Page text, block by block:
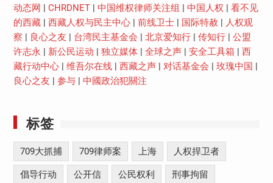
动态网
CHRDNET| 中国维权律师关注组 中国人权
看不见
的西藏| 西藏人权与民主中心| 前线卫士| 国际特赦
人权观
察
良心之友 台湾民主基金会 北京爱知行| 传知行| 公盟
许志永
新公民运动 独立媒体| 全球之声| 安全工具箱
西
藏行动中心| 维吾尔在线| 西藏之声| 对话基金会 玫瑰中国
良心之友
参与| 中國政治犯關注
标签
709大抓捕 709律师案 上海 人权捍卫者
倡导行动 公开信 公民权利 刑事拘留